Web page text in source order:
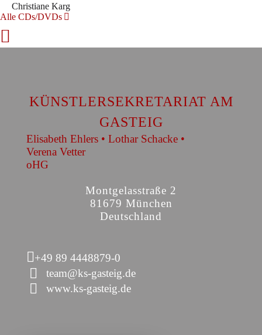
Christiane Karg
Alle CDs/DVDs
KÜNSTLERSEKRETARIAT AM
GASTEIG
Elisabeth Ehlers • Lothar Schacke •
Verena Vetter
oHG
Montgelasstraße 2
81679 München
Deutschland
+49 89 4448879-0
team@ks-gasteig.de
www.ks-gasteig.de